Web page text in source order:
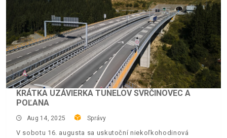
KRÁTKA UZÁVIERKA TUNELOV SVRČINOVEC A
POĽANA
Aug 14, 2025 Správy
V sobotu 16. augusta sa uskutoční niekoľkohodinová